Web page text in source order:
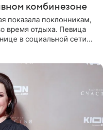
комбинезоне
показала поклонникам,
время отдыха. Певица
в социальной сети